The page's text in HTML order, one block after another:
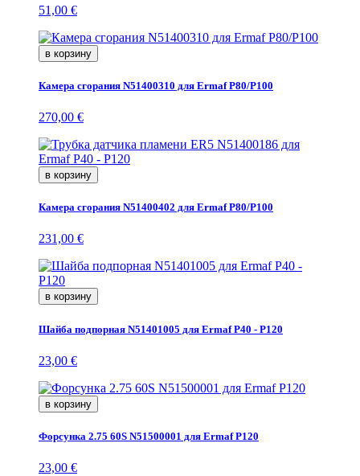
51,00 €
в корзину
Камера сгорания N51400310 для Ermaf P80/P100
270,00 €
в корзину
Камера сгорания N51400402 для Ermaf P80/P100
231,00 €
в корзину
Шайба подпорная N51401005 для Ermaf P40 - P120
23,00 €
в корзину
Форсунка 2.75 60S N51500001 для Ermaf P120
23,00 €